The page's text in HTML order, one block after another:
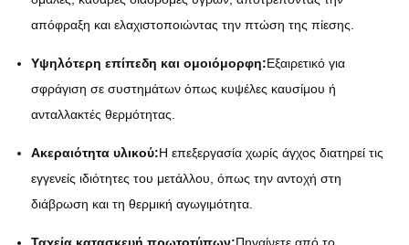
απόφραξη και ελαχιστοποιώντας την πτώση της πίεσης.
Υψηλότερη επίπεδη και ομοιόμορφη:Εξαιρετικό για
σφράγιση σε συστημάτων όπως κυψέλες καυσίμου ή
ανταλλακτές θερμότητας.
Ακεραιότητα υλικού:Η επεξεργασία χωρίς άγχος διατηρεί τις
εγγενείς ιδιότητες του μετάλλου, όπως την αντοχή στη
διάβρωση και τη θερμική αγωγιμότητα.